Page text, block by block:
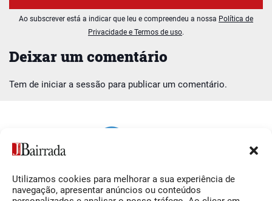
Utilizamos cookies para melhorar a sua experiência de
navegação, apresentar anúncios ou conteúdos
Deixar um comentário
Tem de iniciar a sessão para publicar um comentário.
Ao subscrever está a indicar que leu e compreendeu a nossa Política de
Privacidade e Termos de uso.
Siga-nos O Jornal da Bairrada